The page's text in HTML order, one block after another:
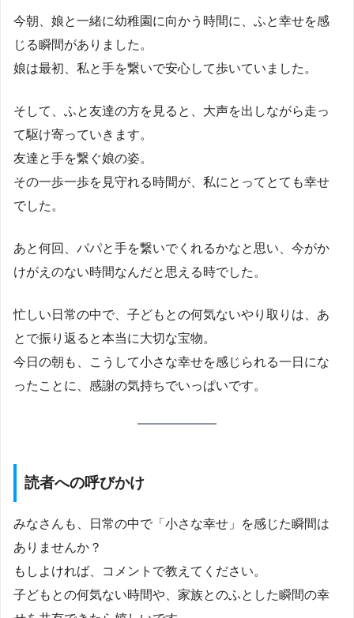
今朝、娘と一緒に幼稚園に向かう時間に、ふと幸せを感
じる瞬間がありました。
娘は最初、私と手を繋いで安心して歩いていました。
そして、ふと友達の方を見ると、大声を出しながら走っ
て駆け寄っていきます。
友達と手を繋ぐ娘の姿。
その一歩一歩を見守れる時間が、私にとってとても幸せ
でした。
あと何回、パパと手を繋いでくれるかなと思い、今がか
けがえのない時間なんだと思える時でした。
忙しい日常の中で、子どもとの何気ないやり取りは、あ
とで振り返ると本当に大切な宝物。
今日の朝も、こうして小さな幸せを感じられる一日にな
ったことに、感謝の気持ちでいっぱいです。
読者への呼びかけ
みなさんも、日常の中で「小さな幸せ」を感じた瞬間は
ありませんか？
もしよければ、コメントで教えてください。
子どもとの何気ない時間や、家族とのふとした瞬間の幸